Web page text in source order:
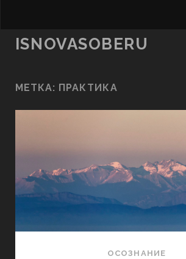
ISNOVASOBERU
МЕТКА: ПРАКТИКА
ОСОЗНАНИЕ